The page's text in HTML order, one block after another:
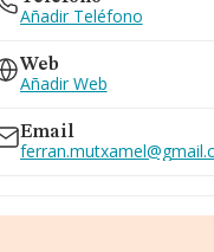
Añadir Teléfono
Web
Añadir Web
Email